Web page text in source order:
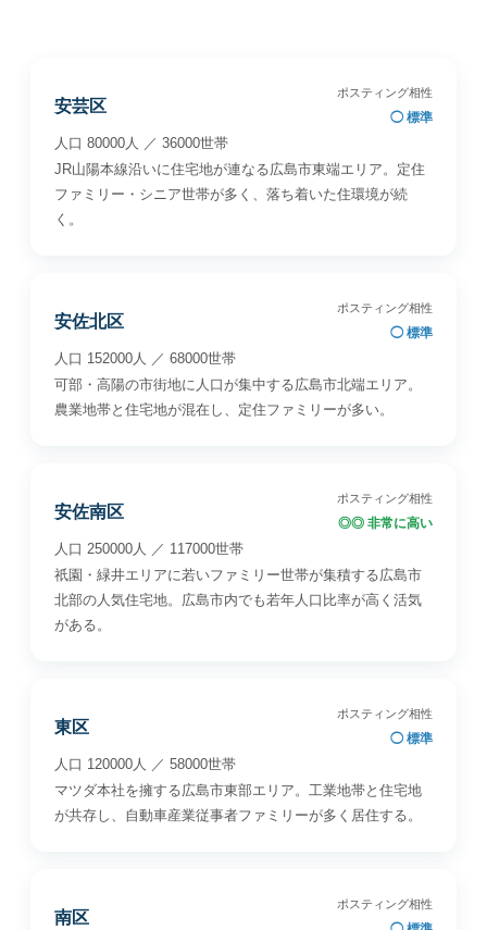
安芸区
ポスティング相性
◯ 標準
人口 80000人 ／ 36000世帯
JR山陽本線沿いに住宅地が連なる広島市東端エリア。定住
ファミリー・シニア世帯が多く、落ち着いた住環境が続
く。
安佐北区
ポスティング相性
◯ 標準
人口 152000人 ／ 68000世帯
可部・高陽の市街地に人口が集中する広島市北端エリア。
農業地帯と住宅地が混在し、定住ファミリーが多い。
安佐南区
ポスティング相性
◎◎ 非常に高い
人口 250000人 ／ 117000世帯
祇園・緑井エリアに若いファミリー世帯が集積する広島市
北部の人気住宅地。広島市内でも若年人口比率が高く活気
がある。
東区
ポスティング相性
◯ 標準
人口 120000人 ／ 58000世帯
マツダ本社を擁する広島市東部エリア。工業地帯と住宅地
が共存し、自動車産業従事者ファミリーが多く居住する。
南区
ポスティング相性